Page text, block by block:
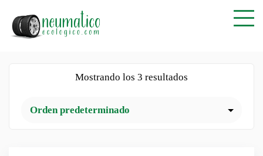
Mostrando los 3 resultados